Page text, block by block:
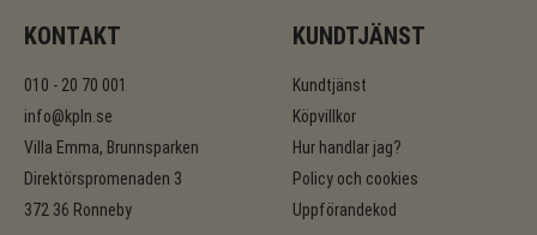
KONTAKT
010 - 20 70 001
info@kpln.se
Villa Emma, Brunnsparken
Direktörspromenaden 3
372 36 Ronneby
KUNDTJÄNST
Kundtjänst
Köpvillkor
Hur handlar jag?
Policy och cookies
Uppförandekod